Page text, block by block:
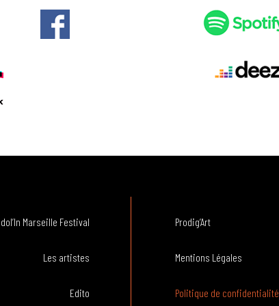
Marseille Festival
Les artistes
Edito
Prodig’Art
Mentions Légales
Politique de confidentialité